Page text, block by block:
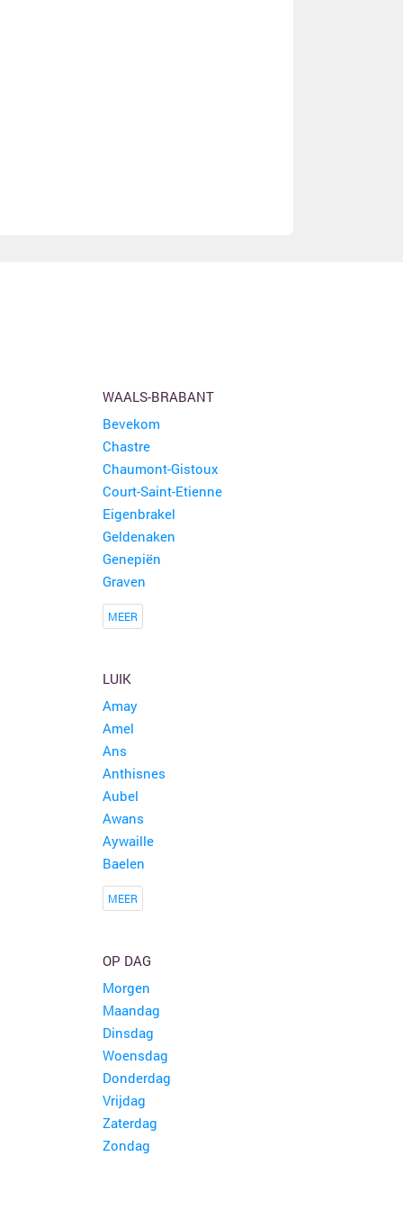
WAALS-BRABANT
Bevekom
Chastre
Chaumont-Gistoux
Court-Saint-Etienne
Eigenbrakel
Geldenaken
Genepiën
Graven
MEER
LUIK
Amay
Amel
Ans
Anthisnes
Aubel
Awans
Aywaille
Baelen
MEER
OP DAG
Morgen
Maandag
Dinsdag
Woensdag
Donderdag
Vrijdag
Zaterdag
Zondag